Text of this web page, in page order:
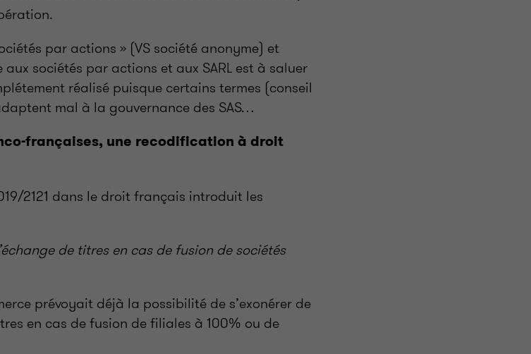
par actions » (VS société anonyme) et
sociétés par actions et aux SARL est à saluer
réalisé puisque certains termes (conseil
mal à la gouvernance des SAS…
françaises, une recodification à droit
2121 dans le droit français introduit les
de titres en cas de fusion de sociétés
prévoyait déjà la possibilité de s’exonérer de
en cas de fusion de filiales à 100% ou de